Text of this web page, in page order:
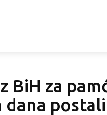
BiH za
dana